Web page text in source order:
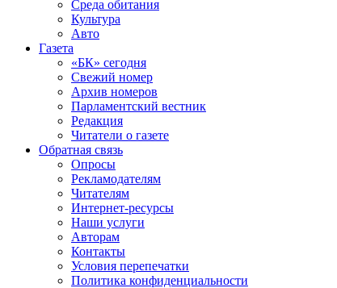
Среда обитания
Культура
Авто
Газета
«БК» сегодня
Свежий номер
Архив номеров
Парламентский вестник
Редакция
Читатели о газете
Обратная связь
Опросы
Рекламодателям
Читателям
Интернет-ресурсы
Наши услуги
Авторам
Контакты
Условия перепечатки
Политика конфиденциальности